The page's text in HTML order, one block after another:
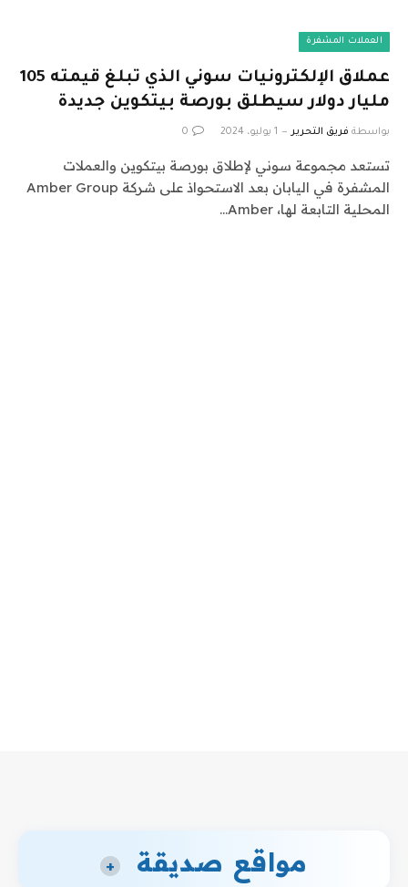
العملات المشفرة
عملاق الإلكترونيات سوني الذي تبلغ قيمته 105
مليار دولار سيطلق بورصة بيتكوين جديدة
بواسطة فريق التحرير 1 يوليو، 2024 0
تستعد مجموعة سوني لإطلاق بورصة بيتكوين والعملات
المشفرة في اليابان بعد الاستحواذ على شركة Amber Group
المحلية التابعة لها، Amber…
مواقع صديقة +